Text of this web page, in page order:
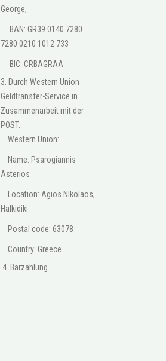
George,
BAN: GR39 0140 7280
7280 0210 1012 733
BIC: CRBAGRAA
3. Durch Western Union
Geldtransfer-Service in
Zusammenarbeit mit der
POST.
Western Union:
Name: Psarogiannis
Asterios
Location: Agios NIkolaos,
Halkidiki
Postal code: 63078
Country: Greece
4. Barzahlung.